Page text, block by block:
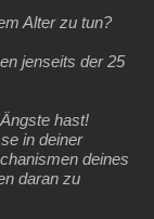
Alter zu tun?
jenseits der 25
hast!
in deiner
deines
daran zu